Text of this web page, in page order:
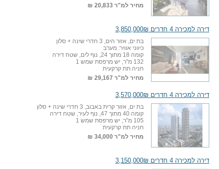
מחיר למ"ר 20,833 ₪
דירה למכירה 4 חדרים 3,850,000₪
בת ים, אזור הים, 3 חדרי שינה + סלון
כיווני אוויר: מערב
קומה 18 מתוך 24, נוף לים, שטח דירה
132 מ"ר, יש מרפסת שמש 1
חניה תת קרקעית
מחיר למ"ר 29,167 ₪
דירה למכירה 4 חדרים 3,570,000₪
בת ים, אזור קרית באבוב, 3 חדרי שינה + סלון
קומה 40 מתוך 47, נוף לעיר, שטח דירה
105 מ"ר, יש מרפסת שמש 1
חניה תת קרקעית
מחיר למ"ר 34,000 ₪
דירה למכירה 4 חדרים 3,150,000₪